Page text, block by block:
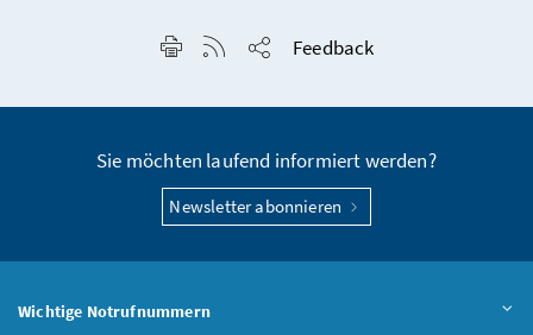
Seite drucken
RSS-Feed anzeigen
Feedback
Sie möchten laufend informiert werden?
Newsletter abonnieren
Wichtige Notrufnummern